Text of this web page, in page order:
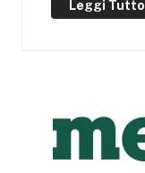
Leggi Tutto